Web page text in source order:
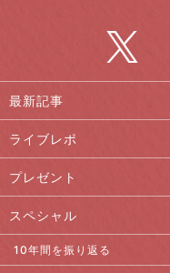
最新記事
ライブレポ
プレゼント
スペシャル
10年間を振り返る